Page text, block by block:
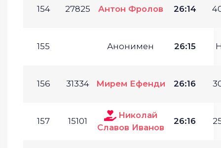
154 27825 Антон Фролов 26:14
155 Анонимен 26:15
156 31334 Мирем Ефенди 26:16
157 15101
Николай
Славов Иванов
26:16